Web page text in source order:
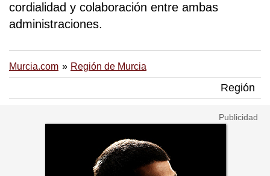
cordialidad y colaboración entre ambas
administraciones.
Murcia.com Región de Murcia
Región